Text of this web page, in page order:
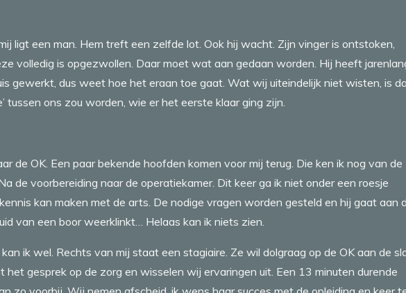
ligt een man. Hem treft een zelfde lot. Ook hij wacht. Zijn vinger is ontstoken,
volledig is opgezwollen. Daar moet wat aan gedaan worden. Hij heeft
gewerkt, dus weet hoe het eraan toe gaat. Wat wij uiteindelijk niet wisten, is
tussen ons zou worden, wie er het eerste klaar ging zijn.
de OK. Een paar bekende hoofden komen voor mij terug. Die ken ik nog van de
de voorbereiding naar de operatiekamer. Dit keer ga ik niet onder een roesje
kan maken met de arts. De nodige vragen worden gesteld en hij gaat aan
van een boor weerklinkt… Helaas kan ik niets zien.
ik wel. Rechts van mij staat een stagiaire. Ze wil dolgraag op de OK aan de
het gesprek op de zorg en wisselen wij ervaringen uit. Een 13 minuten durende